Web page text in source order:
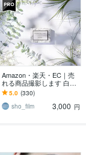
Amazon・楽天・EC｜売
れる商品撮影します 白抜
き〜おしゃれ物撮りまで
／インスタ・広告対応
5.0 (330)
sho_film
3,000 円